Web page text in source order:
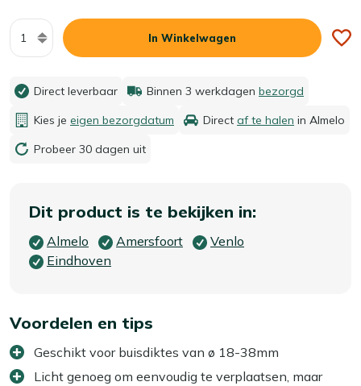
Aantal
In Winkelwagen
Direct leverbaar Binnen 3 werkdagen bezorgd
Kies je eigen bezorgdatum Direct af te halen in Almelo
Probeer 30 dagen uit
Dit product is te bekijken in:
Almelo Amersfoort
Venlo
Eindhoven
Voordelen en tips
Geschikt voor buisdiktes van ø 18-38mm
Licht genoeg om eenvoudig te verplaatsen, maar